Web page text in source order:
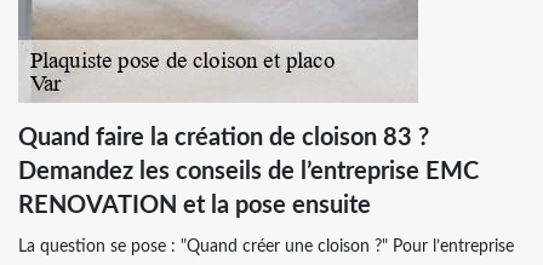
Quand faire la création de cloison 83 ?
Demandez les conseils de l’entreprise EMC
RENOVATION et la pose ensuite
La question se pose : "Quand créer une cloison ?" Pour l’entreprise